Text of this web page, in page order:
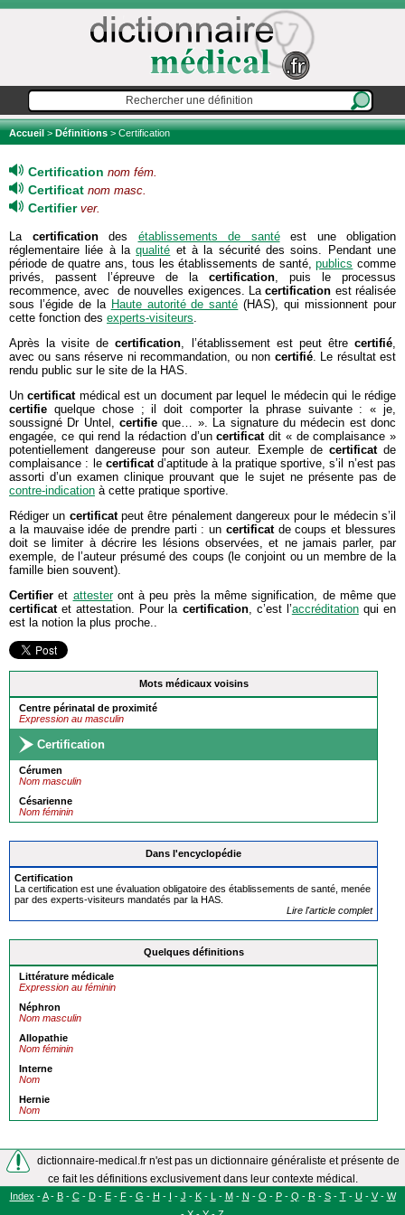
Accueil>Définitions> Certification
Mots médicaux voisins
Centre périnatal de proximité
Expression au masculin
Certification
Cérumen
Nom masculin
Césarienne
Nom féminin
Dans l'encyclopédie
Certification
La certification est une évaluation obligatoire des établissements de santé, menée
par des experts-visiteurs mandatés par la HAS.
Lire l'article complet
Quelques définitions
Littérature médicale
Expression au féminin
Néphron
Nom masculin
Allopathie
Nom féminin
Interne
Nom
Hernie
Nom
Certification nom fém.
Certificat nom masc.
Certifier ver.
La certificationdes établissements de santéest une obligation
réglementaire liée à laqualité et à la sécurité des soins. Pendant une
période de quatre ans, tous les établissements de santé,publics comme
privés, passent l’épreuve de la certification, puis le processus
recommence, avec de nouvelles exigences. Lacertification est réalisée
sous l’égide de la Haute autorité de santé (HAS), qui missionnent pour
cette fonction des experts-visiteurs.
Après la visite decertification, l’établissement est peut êtrecertifié,
avec ou sans réserve ni recommandation, ou non certifié. Le résultat est
rendu public sur le site de la HAS.
Uncertificatmédical est un document par lequel le médecin qui le rédige
certifie quelque chose ; il doit comporter la phrase suivante : « je,
soussigné Dr Untel,certifie que… ». La signature du médecin est donc
engagée, ce qui rend la rédaction d’uncertificatdit « de complaisance »
potentiellement dangereuse pour son auteur. Exemple de certificatde
complaisance : le certificatd’aptitude à la pratique sportive, s’il n’est pas
assorti d’un examen clinique prouvant que le sujet ne présente pas de
contre-indication à cette pratique sportive.
Rédiger un certificatpeut être pénalement dangereux pour le médecin s’il
a la mauvaise idée de prendre parti : un certificatde coups et blessures
doit se limiter à décrire les lésions observées, et ne jamais parler, par
exemple, de l’auteur présumé des coups (le conjoint ou un membre de la
famille bien souvent).
Certifier et attesteront à peu près la même signification, de même que
certificatet attestation. Pour la certification, c’est l’accréditationqui en
est la notion la plus proche..
dictionnaire-medical.fr n'est pas un dictionnaire généraliste et présente de
ce fait les définitions exclusivement dans leur contexte médical.
Index -A- B- C- D- E- F- G - H - I - J - K- L - M- N - O - P- Q - R- S- T- U- V- W